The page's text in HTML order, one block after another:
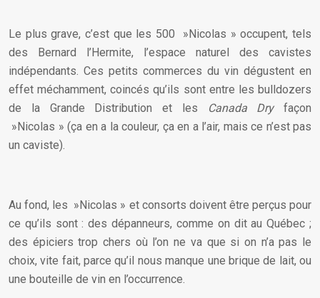
Le plus grave, c’est que les 500 »Nicolas » occupent, tels
des Bernard l’Hermite, l’espace naturel des cavistes
indépendants. Ces petits commerces du vin dégustent en
effet méchamment, coincés qu’ils sont entre les bulldozers
de la Grande Distribution et les
Canada Dryfaçon
»Nicolas » (ça en a la couleur, ça en a l’air, mais ce n’est pas
un caviste).
Au fond, les »Nicolas » et consorts doivent être perçus pour
ce qu’ils sont : des dépanneurs, comme on dit au Québec ;
des épiciers trop chers où l’on ne va que si on n’a pas le
choix, vite fait, parce qu’il nous manque une brique de lait, ou
une bouteille de vin en l’occurrence.